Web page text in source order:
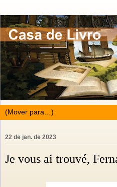
22 de jan. de 2023
Je vous ai trouvé,